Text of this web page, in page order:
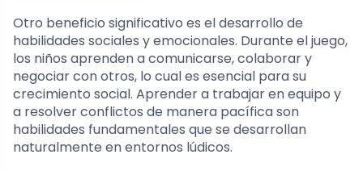
Otro beneficio significativo es el desarrollo de
habilidades sociales y emocionales. Durante el juego,
los niños aprenden a comunicarse, colaborar y
negociar con otros, lo cual es esencial para su
crecimiento social. Aprender a trabajar en equipo y
a resolver conflictos de manera pacífica son
habilidades fundamentales que se desarrollan
naturalmente en entornos lúdicos.